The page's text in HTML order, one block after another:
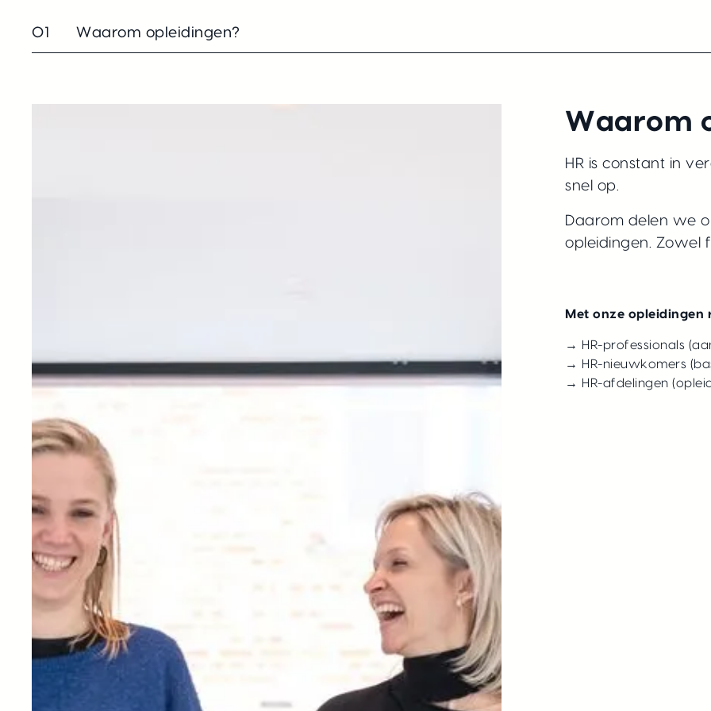
01 Waarom opleidingen?
Waarom
HR is constant in
snel op.
Daarom delen we
opleidingen. Zowel
Met onze opleidingen
→ HR-professionals
→ HR-nieuwkomers
→ HR-afdelingen